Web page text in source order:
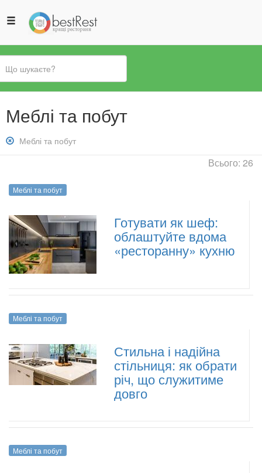
Ви
єМеблі та побут
Зняти
фільтр:
побут
Меблі та побут
Всього: 26
Меблі та побут
Готувати як шеф:
облаштуйте вдома
«ресторанну» кухню
Меблі та побут
Стильна і надійна
стільниця: як обрати
річ, що служитиме
довго
Меблі та побут